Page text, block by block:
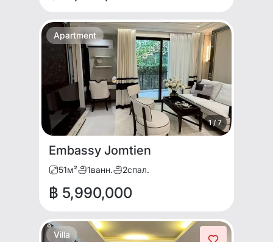
1/7
Apartment
Embassy Jomtien
51м² 1ванн. 2спал.
฿ 5,990,000
Villa